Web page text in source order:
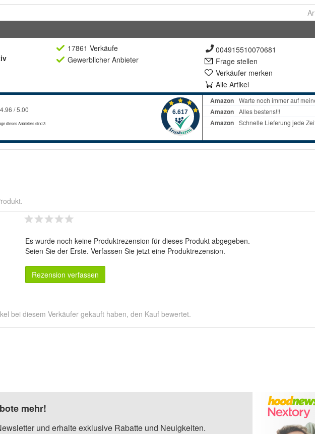
17861 Verkäufe
Gewerblicher Anbieter
004915510070681
Frage stellen
Verkäufer merken
Alle Artikel
Es wurde noch keine Produktrezension für dieses Produkt abgegeben.
Seien Sie der Erste. Verfassen Sie jetzt eine Produktrezension.
Rezension verfassen
bei diesem Verkäufer gekauft haben, den Kauf bewertet.
mehr!
und erhalte exklusive Rabatte und Neuigkeiten.